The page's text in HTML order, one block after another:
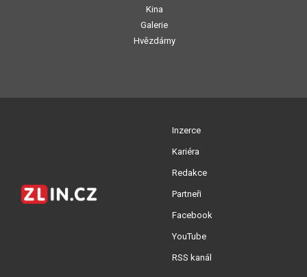
Kina
Galerie
Hvězdárny
Inzerce
Kariéra
Redakce
Partneři
Facebook
YouTube
RSS kanál